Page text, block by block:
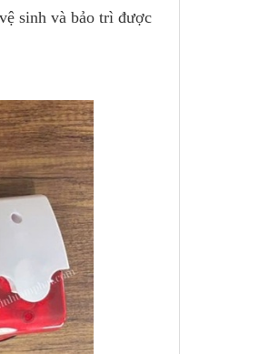
sinh và bảo trì được